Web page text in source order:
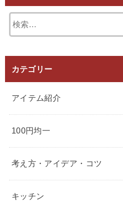
索:
カテゴリー
アイテム紹介
100円均一
考え方・アイデア・コツ
キッチン